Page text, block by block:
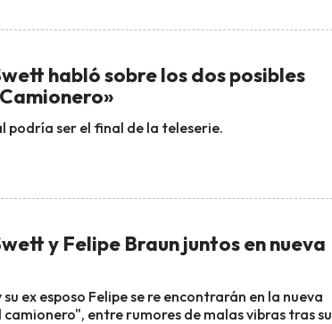
habló sobre los dos posibles
podría ser el final de la teleserie.
y Felipe Braun juntos en nueva
ex esposo Felipe se re encontrarán en la nueva
camionero", entre rumores de malas vibras tras su